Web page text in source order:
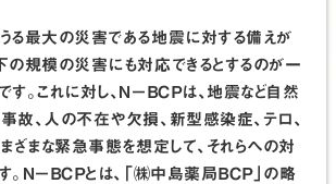
る最大の災害である地震に対する備えが
の規模の災害にも対応できるとするのが一
す。これに対し、Ｎ－ＢＣＰは、地震など自然
故、人の不在や欠損、新型感染症、テロ、
まざまな緊急事態を想定して、それらへの対
Ｎ－ＢＣＰとは、「㈱中島薬局ＢＣＰ」の略